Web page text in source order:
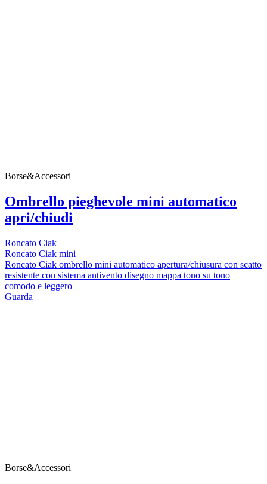
Borse&Accessori
Ombrello pieghevole mini automatico
apri/chiudi
Roncato Ciak
Roncato Ciak mini
Roncato Ciak ombrello mini automatico apertura/chiusura con scatto
resistente con sistema antivento disegno mappa tono su tono
comodo e leggero
Guarda
Borse&Accessori